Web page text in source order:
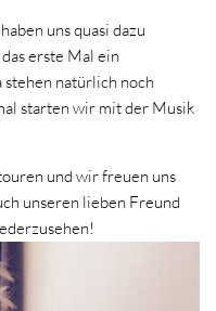
uns quasi dazu
erste Mal ein
natürlich noch
starten wir mit der Musik
und wir freuen uns
unseren lieben Freund